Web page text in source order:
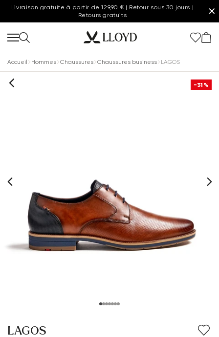
Livraison gratuite à partir de 129,90 € | Retour sous 30 jours |
Retours gratuits
✕
Chaussures
Vêtements
Vacation Shop
Accueil Hommes Chaussures Chaussures business LAGOS
-31%
LAGOS